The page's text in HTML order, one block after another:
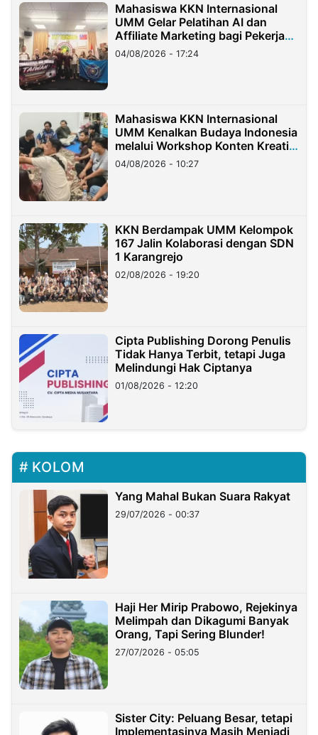
Mahasiswa KKN Internasional
UMM Gelar Pelatihan AI dan
Affiliate Marketing bagi Pekerja
Migran Indonesia di Taiwan
04/08/2026 - 17:24
Mahasiswa KKN Internasional
UMM Kenalkan Budaya Indonesia
melalui Workshop Konten Kreatif
di Taiwan
04/08/2026 - 10:27
KKN Berdampak UMM Kelompok
167 Jalin Kolaborasi dengan SDN
1 Karangrejo
02/08/2026 - 19:20
Cipta Publishing Dorong Penulis
Tidak Hanya Terbit, tetapi Juga
Melindungi Hak Ciptanya
01/08/2026 - 12:20
KOLOM
Yang Mahal Bukan Suara Rakyat
29/07/2026 - 00:37
Haji Her Mirip Prabowo, Rejekinya
Melimpah dan Dikagumi Banyak
Orang, Tapi Sering Blunder!
27/07/2026 - 05:05
Sister City: Peluang Besar, tetapi
Implementasinya Masih Menjadi